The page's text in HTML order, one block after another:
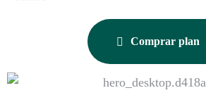
Comprar plan